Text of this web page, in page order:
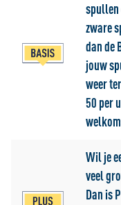
spullen
zware
dan de
jouw
weer
50 per
Wil je
veel
Dan is